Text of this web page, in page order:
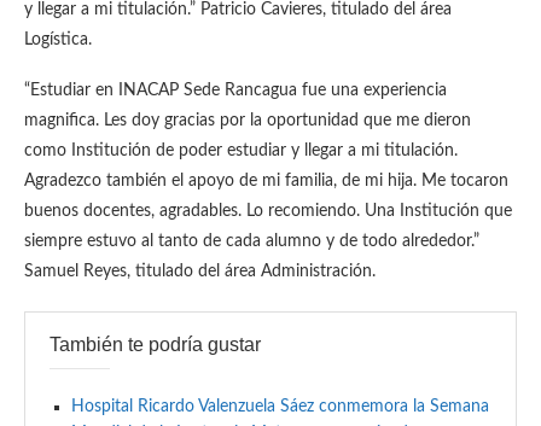
y llegar a mi titulación.” Patricio Cavieres, titulado del área
Logística.
“Estudiar en INACAP Sede Rancagua fue una experiencia
magnifica. Les doy gracias por la oportunidad que me dieron
como Institución de poder estudiar y llegar a mi titulación.
Agradezco también el apoyo de mi familia, de mi hija. Me tocaron
buenos docentes, agradables. Lo recomiendo. Una Institución que
siempre estuvo al tanto de cada alumno y de todo alrededor.”
Samuel Reyes, titulado del área Administración.
También te podría gustar
Hospital Ricardo Valenzuela Sáez conmemora la Semana